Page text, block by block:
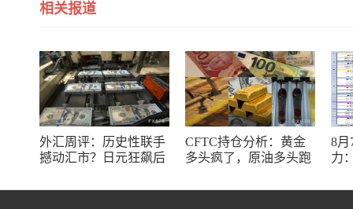
相关报道
外汇周评：历史性联手
撼动汇市？日元狂飙后
美元刷新七周低点
CFTC持仓分析：黄金
多头疯了，原油多头跑
8月
力
十